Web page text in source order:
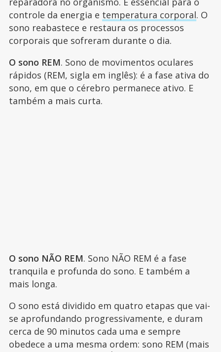
controle da energia e temperatura corporal. O
sono reabastece e restaura os processos
corporais que sofreram durante o dia.
O sono REM. Sono de movimentos oculares
rápidos (REM, sigla em inglês): é a fase ativa do
sono, em que o cérebro permanece ativo. E
também a mais curta.
O sono NÃO REM. Sono NÃO REM é a fase
tranquila e profunda do sono. E também a
mais longa.
O sono está dividido em quatro etapas que vai-
se aprofundando progressivamente, e duram
cerca de 90 minutos cada uma e sempre
obedece a uma mesma ordem: sono REM (mais